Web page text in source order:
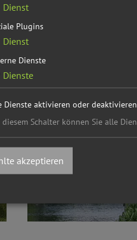
Feuer & Eis
Dienst
Plugins
Dienst
Dienste
Dienste
Dienste aktivieren oder deaktivieren
Schalter können Sie alle
akzeptieren